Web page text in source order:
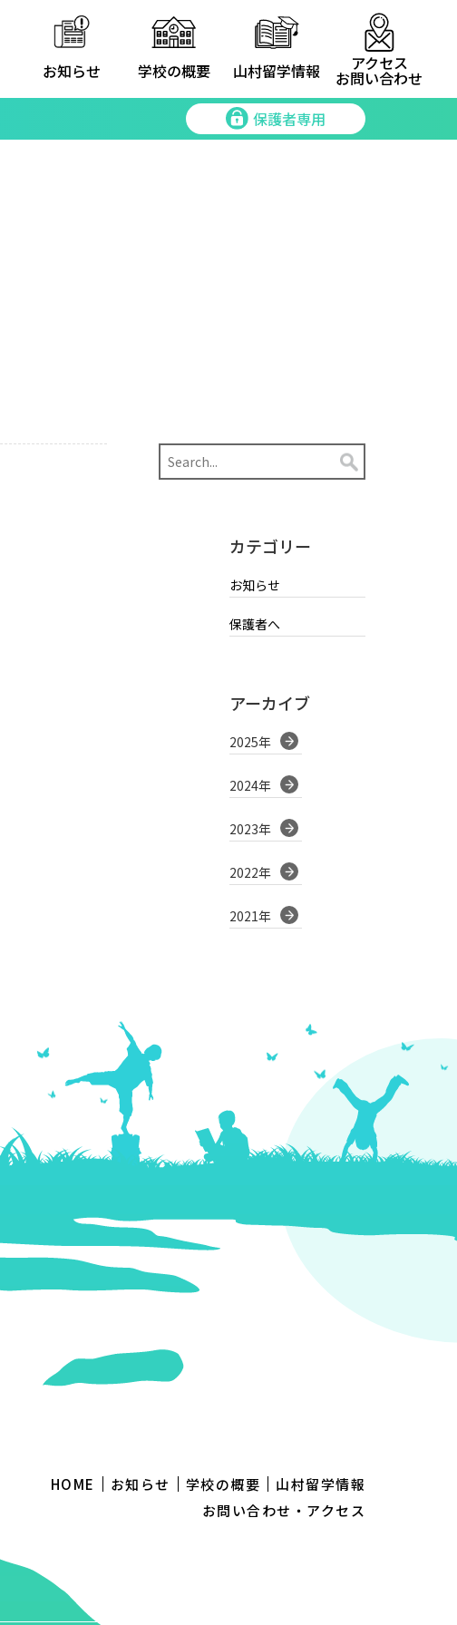
お知らせ 学校の概要 山村留学情報 アクセス
お問い合わせ
保護者専用
カテゴリー
お知らせ
保護者へ
アーカイブ
2025年
2024年
2023年
2022年
2021年
HOME お知らせ 学校の概要
山村留学情報
お問い合わせ・アクセス